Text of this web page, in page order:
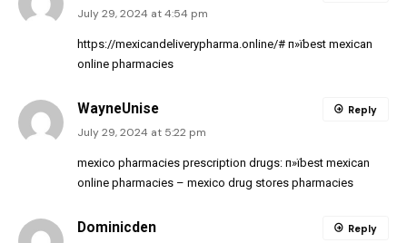
July 29, 2024 at 4:54 pm
https://mexicandeliverypharma.online/# п»їbest mexican
online pharmacies
WayneUnise
July 29, 2024 at 5:22 pm
mexico pharmacies prescription drugs: п»їbest mexican
online pharmacies – mexico drug stores pharmacies
Reply
Dominicden Reply